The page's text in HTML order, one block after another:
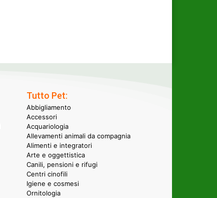
Tutto Pet:
Abbigliamento
Accessori
Acquariologia
Allevamenti animali da compagnia
Alimenti e integratori
Arte e oggettistica
Canili, pensioni e rifugi
Centri cinofili
Igiene e cosmesi
Ornitologia